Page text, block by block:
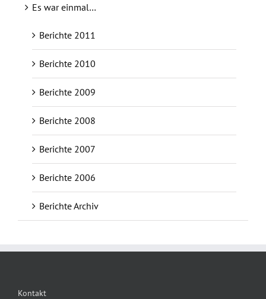
Es war einmal…
Berichte 2011
Berichte 2010
Berichte 2009
Berichte 2008
Berichte 2007
Berichte 2006
Berichte Archiv
Kontakt